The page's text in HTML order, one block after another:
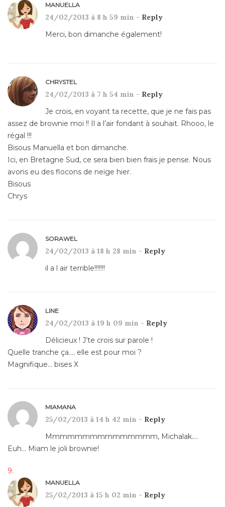
MANUELLA
24/02/2013 à 8 h 59 min - Reply
Merci, bon dimanche également!
CHRYSTEL
24/02/2013 à 7 h 54 min - Reply
Je crois, en voyant ta recette, que je ne fais pas
assez de brownie moi !! Il a l’air fondant à souhait. Rhooo, le
régal !!!
Bisous Manuella et bon dimanche.
Ici, en Bretagne Sud, ce sera bien bien frais je pense. Nous
avons eu des flocons de neige hier.
Bisous
Chrys
SORAWEL
24/02/2013 à 18 h 28 min - Reply
il a l air terrible!!!!!!!
LINE
24/02/2013 à 19 h 09 min - Reply
Délicieux ! J’te crois sur parole !
Quelle tranche ça…. elle est pour moi ?
Magnifique… bises X
MIAMANA
25/02/2013 à 14 h 42 min - Reply
Mmmmmmmmmmmmmmm, Michalak….
Euh… Miam le joli brownie!
MANUELLA
25/02/2013 à 15 h 02 min - Reply